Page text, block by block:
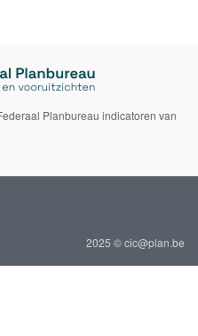
Planbureau indicatoren van
2025 © cic@plan.be